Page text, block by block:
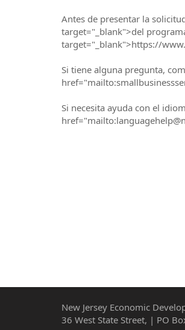
Antes de presentar la
target="_blank">del
target="_blank">https://
Si tiene alguna pregunta,
Si necesita ayuda con el
New Jersey Economic
36 West State Street, | PO